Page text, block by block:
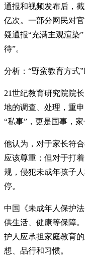
通报和视频发布后，
亿次。一部分网民对
疑通报“充满主观渲染
待”。
分析：“野蛮教育方式
21世纪教育研究院院
地的调查、处理，重
“私事”，更是国事，家
他认为，对于家长符
应该尊重；但对于打
规，侵犯未成年孩子
停。
中国《未成年人保护
供生活、健康等保障
护人应承担家庭教育
想、品行和习惯。